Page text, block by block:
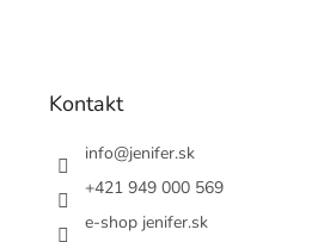
Kontakt
info@jenifer.sk
+421 949 000 569
e-shop jenifer.sk